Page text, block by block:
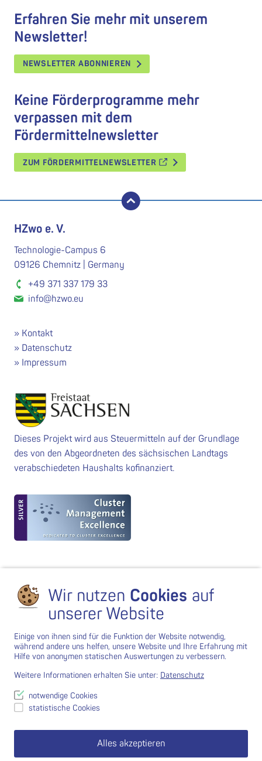
Erfahren Sie mehr mit unserem
Newsletter!
NEWSLETTER ABONNIEREN
Keine Förderprogramme mehr
verpassen mit dem
Fördermittelnewsletter
ZUM FÖRDERMITTELNEWSLETTER
nach oben
HZwo e. V.
Technologie-Campus 6
09126 Chemnitz | Germany
+49 371 337 179 33
info@hzwo.eu
Kontakt
Datenschutz
Impressum
Dieses Projekt wird aus Steuermitteln auf der Grundlage
des von den Abgeordneten des sächsischen Landtags
verabschiedeten Haushalts kofinanziert.
Wir nutzen Cookies auf
unserer Website
Einige von ihnen sind für die Funktion der Website notwendig,
während andere uns helfen, unsere Website und Ihre Erfahrung mit
Hilfe von anonymen statischen Auswertungen zu verbessern.
Weitere Informationen erhalten Sie unter: Datenschutz
notwendige Cookies
statistische Cookies
Alles akzeptieren